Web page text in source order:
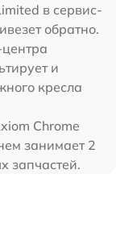
в сервис-
обратно.
и
кресла
Chrome
занимает 2
запчастей.